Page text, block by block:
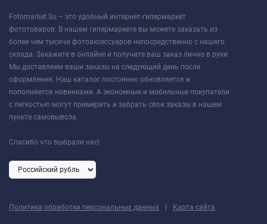
Fotomarket.Su – это удобный интернет-гипермаркет
фототоваров. В нашем гипермаркете вы можете заказать из
более чем тысячи фотоаксессуаров непосредственно с нашего
склада. Закажите в онлайне и получите ваш заказ лично в руки.
Мы доставляем ваши заказы на следующий день после
оформления. Наш каталог постоянно обновляется и
пополняется новинками. А экономные и мобильные покупатели
с легкостью могут примерить и забрать свои заказы в нашем
пункте самовывоза.
Спасибо что выбрали нас!
Политика обработки персональных данных | Карта сайта